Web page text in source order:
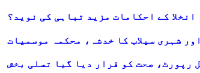
کے احکامات مزید تباہی کی نوید؟
شہری سیلاب کا خدشہ، محکمہ موسمیات
رپورٹ، صحت کو قرار دیا گیا تسلی بخش